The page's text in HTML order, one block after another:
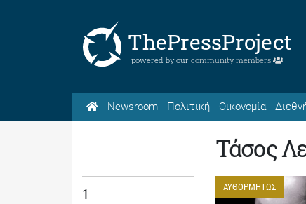
ThePressProject
powered by our community members
Newsroom Πολιτική Οικονομία
Τάσος
1 ΑΥΘΟΡΜΗΤΩΣ